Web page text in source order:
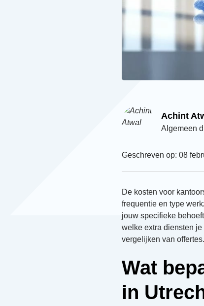
Achint
Algemeen
Geschreven op: 08
De kosten voor
frequentie en type
jouw specifieke
welke extra diensten
vergelijken van offertes.
Wat
in